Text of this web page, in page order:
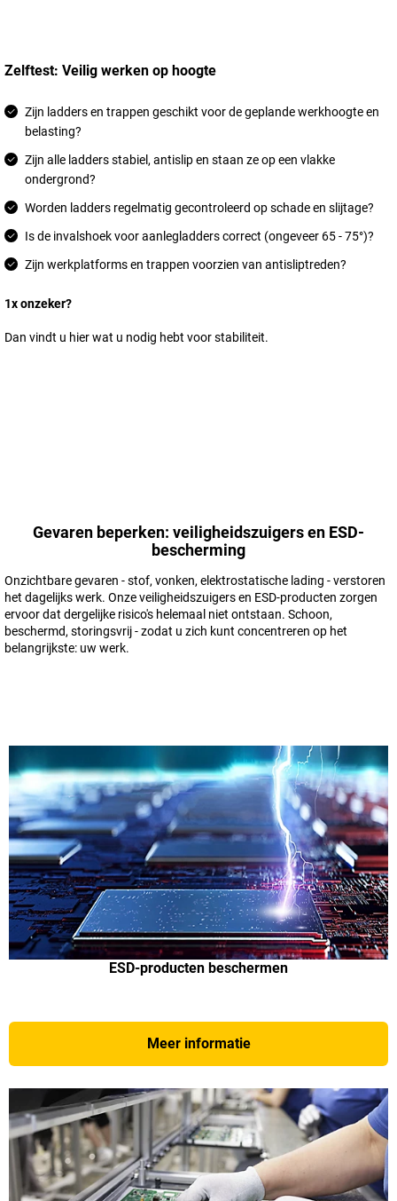
Zelftest: Veilig werken op hoogte
Zijn ladders en trappen geschikt voor de geplande werkhoogte en
belasting?
Zijn alle ladders stabiel, antislip en staan ze op een vlakke
ondergrond?
Worden ladders regelmatig gecontroleerd op schade en slijtage?
Is de invalshoek voor aanlegladders correct (ongeveer 65 - 75°)?
Zijn werkplatforms en trappen voorzien van antisliptreden?
1x onzeker?
Dan vindt u hier wat u nodig hebt voor stabiliteit.
Gevaren beperken: veiligheidszuigers en ESD-
bescherming
Onzichtbare gevaren - stof, vonken, elektrostatische lading - verstoren
het dagelijks werk. Onze veiligheidszuigers en ESD-producten zorgen
ervoor dat dergelijke risico's helemaal niet ontstaan. Schoon,
beschermd, storingsvrij - zodat u zich kunt concentreren op het
belangrijkste: uw werk.
ESD-producten beschermen
Meer informatie